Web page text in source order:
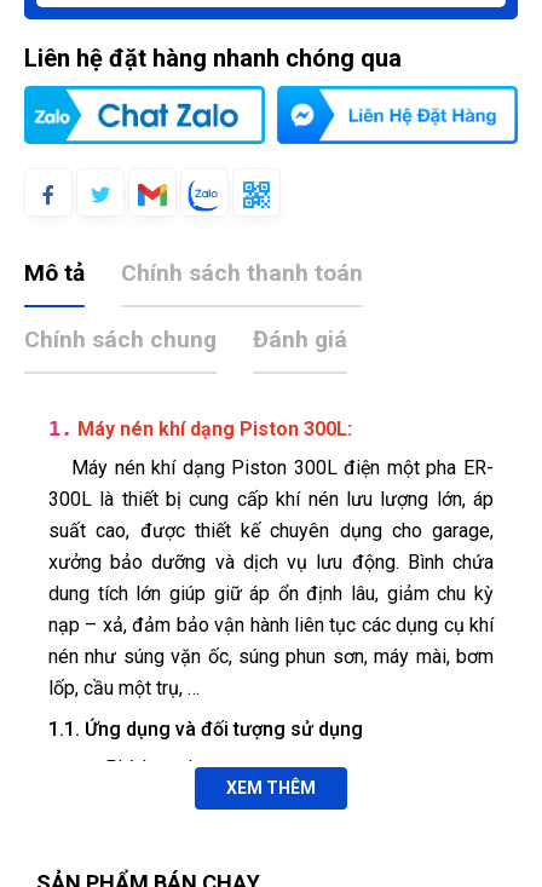
Liên hệ đặt hàng nhanh chóng qua
Mô tả Chính sách thanh toán
Chính sách chung Đánh giá
1. Máy nén khí dạng Piston 300L:
Máy nén khí dạng Piston 300L điện một pha ER-
300L là thiết bị cung cấp khí nén lưu lượng lớn, áp
suất cao, được thiết kế chuyên dụng cho garage,
xưởng bảo dưỡng và dịch vụ lưu động. Bình chứa
dung tích lớn giúp giữ áp ổn định lâu, giảm chu kỳ
nạp – xả, đảm bảo vận hành liên tục các dụng cụ khí
nén như súng vặn ốc, súng phun sơn, máy mài, bơm
lốp, cầu một trụ, …
1.1. Ứng dụng và đối tượng sử dụng
Phù hợp cho:
Garage ô tô đa thương hiệu, xưởng dịch vụ
Bơm lốp ô tô, xe máy.
XEM THÊM
(Đánh giá 1 năm trước)